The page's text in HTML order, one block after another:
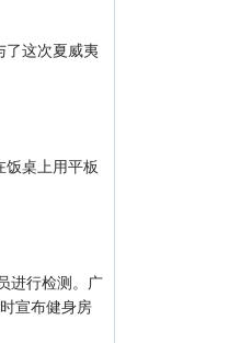
这次夏威夷
桌上用平板
进行检测。广
宣布健身房